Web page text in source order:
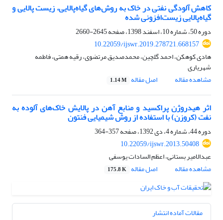
کاهش آلودگی نفتی در خاک به روش‌های گیاه‌پالایی، زیست پالایی و
گیاه‌پالایی زیست‌افزونی شده
دوره 50، شماره 10، اسفند 1398، صفحه
2645-2660
10.22059/ijswr.2019.278721.668157
هادی کوهکن، احمد گلچین، محمدصدیق مرتضوی، رقیه همتی، فاطمه
شهریاری
مشاهده مقاله
اصل مقاله 1.14 M
اثر هیدروژن پراکسید و منابع آهن در پالایش خاک‌های آلوده به
نفت (کروزن) با استفاده از روش شیمیایی فنتون
دوره 44، شماره 4، دی 1392، صفحه
357-364
10.22059/ijswr.2013.50408
عبدالامیر بستانی، اعظم السادات یوسفی
مشاهده مقاله
اصل مقاله 175.8 K
مقالات آماده انتشار